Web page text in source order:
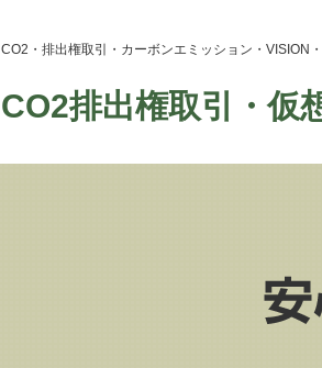
CO2・排出権取引・カーボンエミッション・VISION
CO2排出権取引・仮